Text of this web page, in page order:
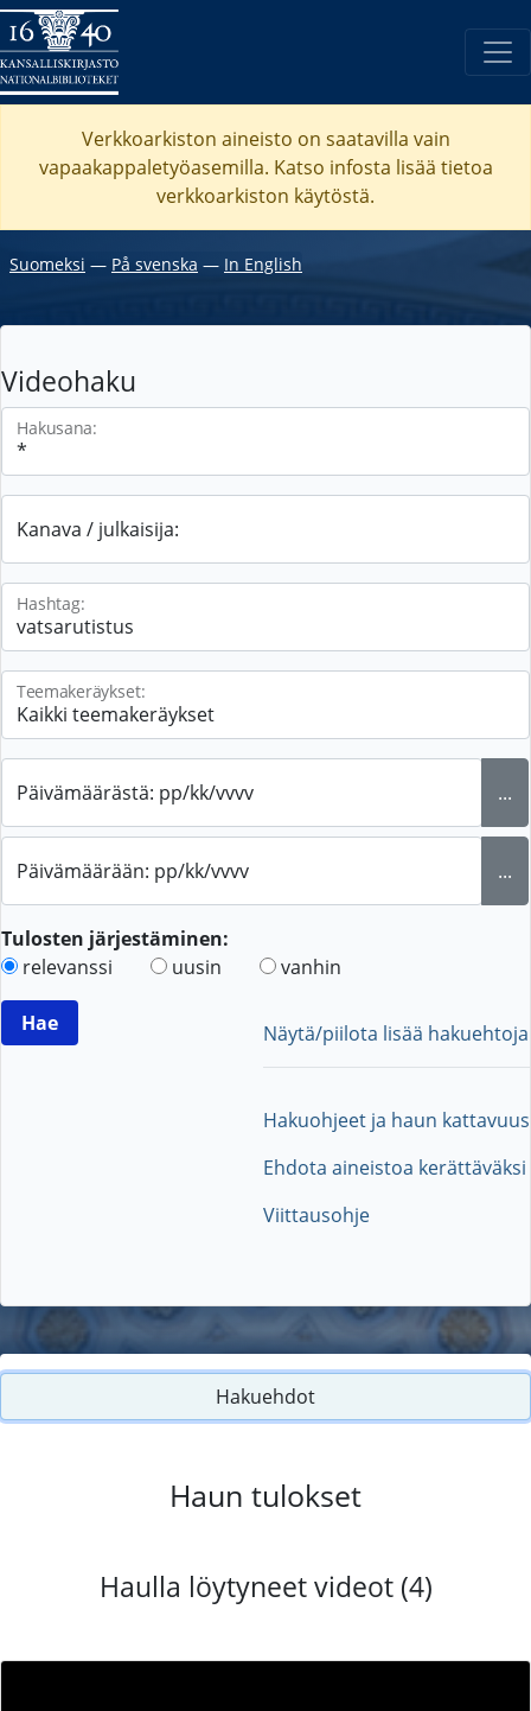
Verkkoarkiston aineisto on saatavilla vain
vapaakappaletyöasemilla. Katso infosta lisää tietoa
verkkoarkiston käytöstä.
Suomeksi ― På svenska ― In English
Videohaku
Hakusana:
Kanava / julkaisija:
Hashtag:
Teemakeräykset:
Päivämäärästä: pp/kk/vvvv ...
Päivämäärään: pp/kk/vvvv ...
Tulosten järjestäminen:
relevanssi
uusin vanhin
Näytä/piilota lisää hakuehtoja
Hakuohjeet ja haun kattavuus
Ehdota aineistoa kerättäväksi
Viittausohje
Hakuehdot
Haun tulokset
Haulla löytyneet videot (4)